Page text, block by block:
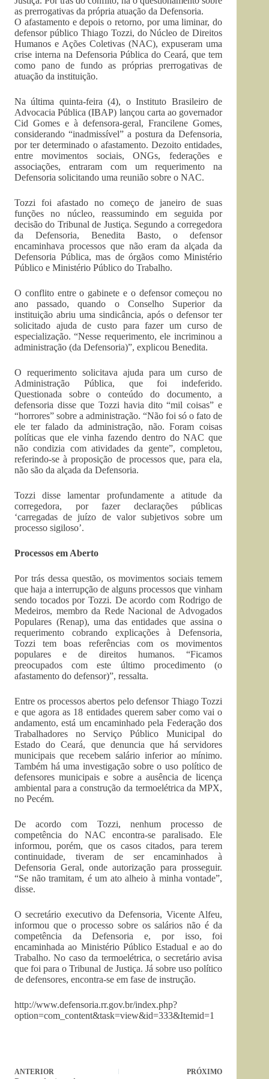
as prerrogativas da própria atuação da Defensoria.
O afastamento e depois o retorno, por uma liminar, do
defensor público Thiago Tozzi, do Núcleo de Direitos
Humanos e Ações Coletivas (NAC), expuseram uma
crise interna na Defensoria Pública do Ceará, que tem
como pano de fundo as próprias prerrogativas de
atuação da instituição.
Na última quinta-feira (4), o Instituto Brasileiro de
Advocacia Pública (IBAP) lançou carta ao governador
Cid Gomes e à defensora-geral, Francilene Gomes,
considerando “inadmissível” a postura da Defensoria,
por ter determinado o afastamento. Dezoito entidades,
entre movimentos sociais, ONGs, federações e
associações, entraram com um requerimento na
Defensoria solicitando uma reunião sobre o NAC.
Tozzi foi afastado no começo de janeiro de suas
funções no núcleo, reassumindo em seguida por
decisão do Tribunal de Justiça. Segundo a corregedora
da Defensoria, Benedita Basto, o defensor
encaminhava processos que não eram da alçada da
Defensoria Pública, mas de órgãos como Ministério
Público e Ministério Público do Trabalho.
O conflito entre o gabinete e o defensor começou no
ano passado, quando o Conselho Superior da
instituição abriu uma sindicância, após o defensor ter
solicitado ajuda de custo para fazer um curso de
especialização. “Nesse requerimento, ele incriminou a
administração (da Defensoria)”, explicou Benedita.
O requerimento solicitava ajuda para um curso de
Administração Pública, que foi indeferido.
Questionada sobre o conteúdo do documento, a
defensoria disse que Tozzi havia dito “mil coisas” e
“horrores” sobre a administração. “Não foi só o fato de
ele ter falado da administração, não. Foram coisas
políticas que ele vinha fazendo dentro do NAC que
não condizia com atividades da gente”, completou,
referindo-se à proposição de processos que, para ela,
não são da alçada da Defensoria.
Tozzi disse lamentar profundamente a atitude da
corregedora, por fazer declarações públicas
‘carregadas de juízo de valor subjetivos sobre um
processo sigiloso’.
Processos em Aberto
Por trás dessa questão, os movimentos sociais temem
que haja a interrupção de alguns processos que vinham
sendo tocados por Tozzi. De acordo com Rodrigo de
Medeiros, membro da Rede Nacional de Advogados
Populares (Renap), uma das entidades que assina o
requerimento cobrando explicações à Defensoria,
Tozzi tem boas referências com os movimentos
populares e de direitos humanos. “Ficamos
preocupados com este último procedimento (o
afastamento do defensor)”, ressalta.
Entre os processos abertos pelo defensor Thiago Tozzi
e que agora as 18 entidades querem saber como vai o
andamento, está um encaminhado pela Federação dos
Trabalhadores no Serviço Público Municipal do
Estado do Ceará, que denuncia que há servidores
municipais que recebem salário inferior ao mínimo.
Também há uma investigação sobre o uso político de
defensores municipais e sobre a ausência de licença
ambiental para a construção da termoelétrica da MPX,
no Pecém.
De acordo com Tozzi, nenhum processo de
competência do NAC encontra-se paralisado. Ele
informou, porém, que os casos citados, para terem
continuidade, tiveram de ser encaminhados à
Defensoria Geral, onde autorização para prosseguir.
“Se não tramitam, é um ato alheio à minha vontade”,
disse.
O secretário executivo da Defensoria, Vicente Alfeu,
informou que o processo sobre os salários não é da
competência da Defensoria e, por isso, foi
encaminhada ao Ministério Público Estadual e ao do
Trabalho. No caso da termoelétrica, o secretário avisa
que foi para o Tribunal de Justiça. Já sobre uso político
de defensores, encontra-se em fase de instrução.
http://www.defensoria.rr.gov.br/index.php?
option=com_content&task=view&id=333&Itemid=1
ANTERIOR PRÓXIMO